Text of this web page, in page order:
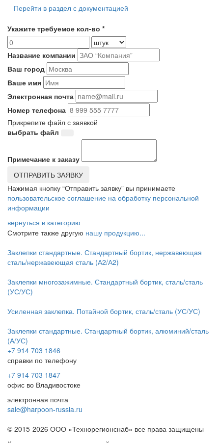
Перейти в раздел с документацией
Укажите требуемое кол-во *
Название компании
Ваш город
Ваше имя
Электронная почта
Номер телефона
Прикрепите файл с заявкой
выбрать файл
Примечание к заказу
ОТПРАВИТЬ ЗАЯВКУ
Нажимая кнопку “Отправить заявку” вы принимаете
пользовательское соглашение на обработку персональной
информации
вернуться в категорию
Смотрите также другую нашу продукцию...
Заклепки стандартные. Стандартный бортик, нержавеющая
сталь/нержавеющая сталь (А2/А2)
Заклепки многозажимные. Стандартный бортик, сталь/сталь
(УС/УС)
Усиленная заклепка. Потайной бортик, сталь/сталь (УС/УС)
Заклепки стандартные. Стандартный бортик, алюминий/сталь
(А/УС)
+7 914 703 1846
справки по телефону
+7 914 703 1847
офис во Владивостоке
электронная почта
sale@harpoon-russia.ru
© 2015-2026 ООО «Технорегионснаб» все права защищены